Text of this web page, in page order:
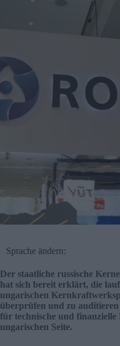
Sprache ändern:
Der staatliche russische
hat sich bereit erklärt, die
ungarischen
überprüfen und zu
für technische und
ungarischen Seite.